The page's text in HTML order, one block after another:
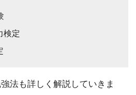
検定
法も詳しく解説していきま